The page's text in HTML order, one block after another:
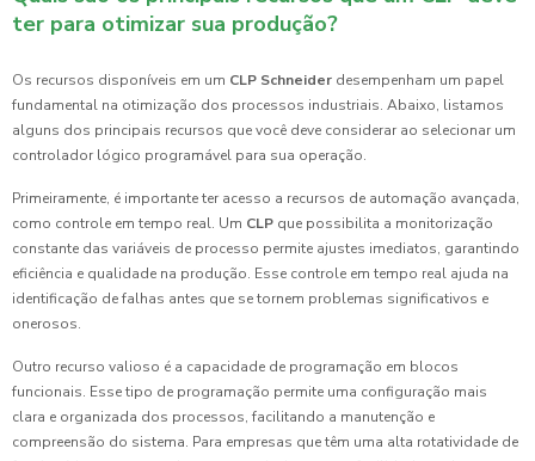
ter para otimizar sua produção?
Os recursos disponíveis em um CLP Schneider desempenham um papel
fundamental na otimização dos processos industriais. Abaixo, listamos
alguns dos principais recursos que você deve considerar ao selecionar um
controlador lógico programável para sua operação.
Primeiramente, é importante ter acesso a recursos de automação avançada,
como controle em tempo real. Um CLP que possibilita a monitorização
constante das variáveis de processo permite ajustes imediatos, garantindo
eficiência e qualidade na produção. Esse controle em tempo real ajuda na
identificação de falhas antes que se tornem problemas significativos e
onerosos.
Outro recurso valioso é a capacidade de programação em blocos
funcionais. Esse tipo de programação permite uma configuração mais
clara e organizada dos processos, facilitando a manutenção e
compreensão do sistema. Para empresas que têm uma alta rotatividade de